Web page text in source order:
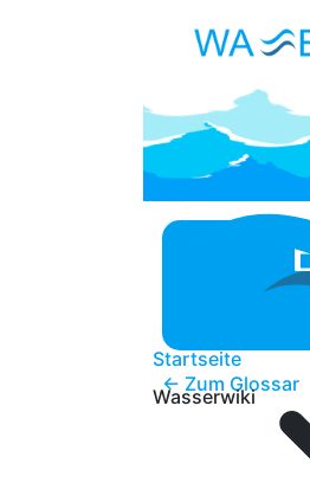
Startseite
Wasserwiki
← Zum Glossar